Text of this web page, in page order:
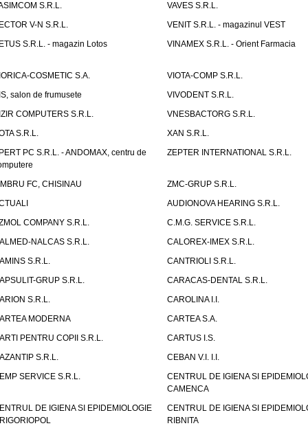
S.R.L.
VAVES S.R.L.
V-N S.R.L.
VENIT S.R.L. - magazinul VEST
S.R.L. - magazin Lotos
VINAMEX S.R.L. - Orient Farmacia
COSMETIC S.A.
VIOTA-COMP S.R.L.
salon de frumusete
VIVODENT S.R.L.
COMPUTERS S.R.L.
VNESBACTORG S.R.L.
S.R.L.
XAN S.R.L.
PC S.R.L. - ANDOMAX, centru de
ZEPTER INTERNATIONAL S.R.L.
FC, CHISINAU
ZMC-GRUP S.R.L.
AUDIONOVA HEARING S.R.L.
COMPANY S.R.L.
C.M.G. SERVICE S.R.L.
NALCAS S.R.L.
CALOREX-IMEX S.R.L.
S.R.L.
CANTRIOLI S.R.L.
GRUP S.R.L.
CARACAS-DENTAL S.R.L.
S.R.L.
CAROLINA I.I.
MODERNA
CARTEA S.A.
PENTRU COPII S.R.L.
CARTUS I.S.
S.R.L.
CEBAN V.I. I.I.
SERVICE S.R.L.
CENTRUL DE IGIENA SI
CAMENCA
DE IGIENA SI EPIDEMIOLOGIE
CENTRUL DE IGIENA SI
RIBNITA